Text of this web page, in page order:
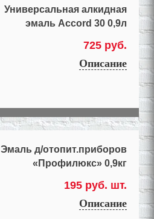
Универсальная алкидная
эмаль Accord 30 0,9л
725 руб.
Описание
Эмаль д/отопит.приборов
«Профилюкс» 0,9кг
195 руб. шт.
Описание